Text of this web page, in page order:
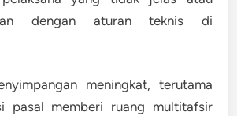
dengan aturan teknis di
meningkat, terutama
pasal memberi ruang multitafsir